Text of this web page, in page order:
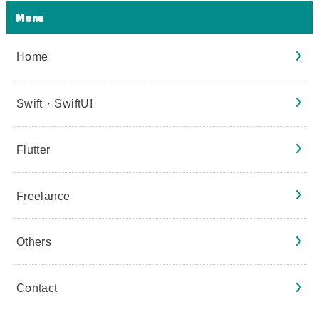
Menu
Home
Swift・SwiftUI
Flutter
Freelance
Others
Contact